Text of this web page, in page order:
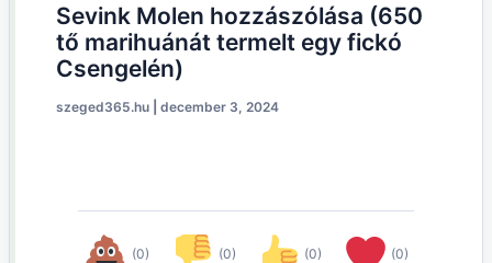
Sevink Molen hozzászólása (650
tő marihuánát termelt egy fickó
Csengelén)
szeged365.hu december 3, 2024
(0) (0) (0) (0)